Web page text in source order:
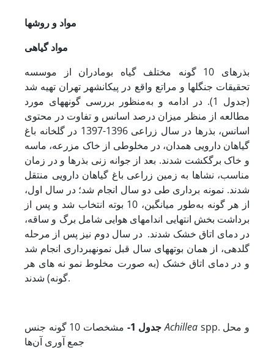
مواد و روشها
مواد گیاهی
بذرهای 10 گونه مختلف گیاه بومادران از موسسه
تحقیقات جنگل­ها و مراتع واقع در پیکان­شهر تهران تهیه شد
(جدول 1). در ادامه و به‌منظور بررسی گونه­های مورد
مطالعه از منظر میزان درصد اسانس و تفاوت در محتوی
اسانس، بذرها در سال زراعی 1396-1397 در گلخانه باغ
گیاهان دارویی همدان، در مخلوطی از خاک مزرعه، ماسه
و خاک برگکشت شدند. بعد از جوانه زنی بذرها و در زمان
مناسب، نشاها به زمین زراعی باغ گیاهان دارویی منتقل
شدند. نمونه برداری طی دو سال انجام شد؛ در سال اول،
از هر گونه به‌طور میانگین، 10 بوته انتخاب شد و پس از
برداشت بخش انتهایی اندام­های هوایی شامل برگ و ساقه،
در دمای اتاق خشک شدند. در سال دوم نیز پس از مرحله
گلدهی، از همان بوته­های سال قبل نمونه­برداری انجام شد
و در دمای اتاق خشک (به صورت مخلوط نمو نه های هر
گونه) شدند.
جدول 1-مشخصات 10 گونه جنسAchillea spp. و محل
جمع آوری آن‌ها